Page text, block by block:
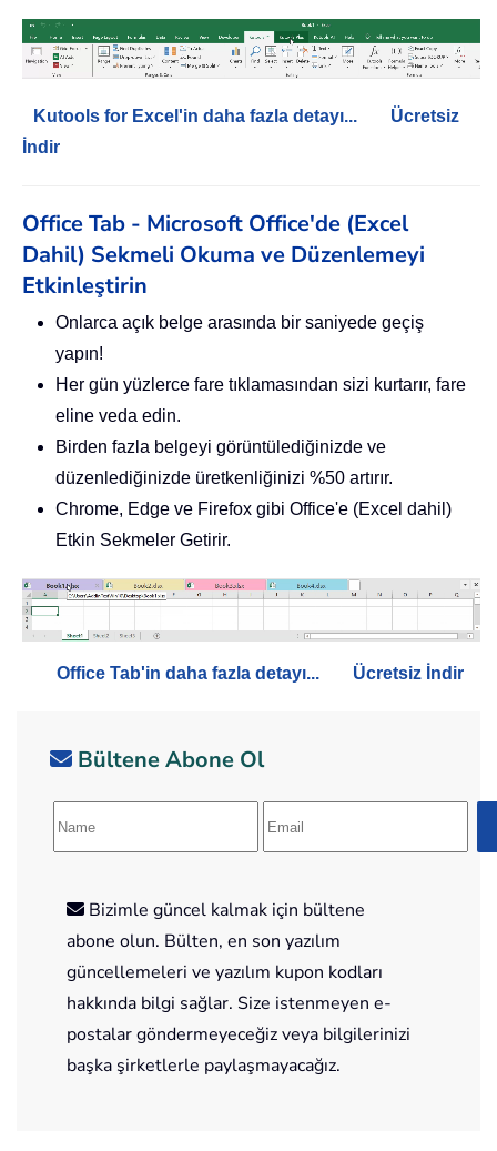
Kutools for Excel'in daha fazla detayı...
Ücretsiz
İndir
Office Tab - Microsoft Office'de (Excel
Dahil) Sekmeli Okuma ve Düzenlemeyi
Etkinleştirin
Onlarca açık belge arasında bir saniyede geçiş
yapın!
Her gün yüzlerce fare tıklamasından sizi kurtarır, fare
eline veda edin.
Birden fazla belgeyi görüntülediğinizde ve
düzenlediğinizde üretkenliğinizi %50 artırır.
Chrome, Edge ve Firefox gibi Office'e (Excel dahil)
Etkin Sekmeler Getirir.
Office Tab'in daha fazla detayı... Ücretsiz İndir
Bültene Abone Ol
Bizimle güncel kalmak için bültene
abone olun. Bülten, en son yazılım
güncellemeleri ve yazılım kupon kodları
hakkında bilgi sağlar. Size istenmeyen e-
postalar göndermeyeceğiz veya bilgilerinizi
başka şirketlerle paylaşmayacağız.